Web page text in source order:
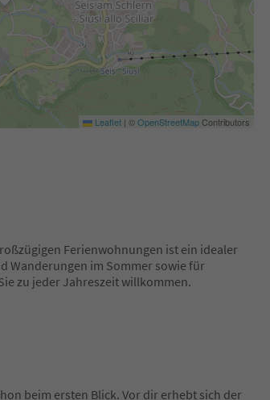
Leaflet | ©OpenStreetMapContributors
Ferienwohnungen ist ein idealer
Wanderungen im Sommer sowie für
zu jeder Jahreszeit willkommen.
beim ersten Blick. Vor dir erhebt sich der